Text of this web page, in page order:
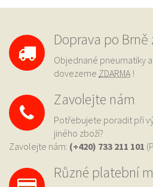
Doprava po
Objednané pneumatiky
dovezeme ZDARMA !
Zavolejte nám
Potřebujete poradit při
jiného zboží?
Zavolejte nám: (+420) 733 211 101
Různé platební